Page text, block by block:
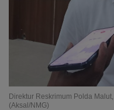
Direktur Reskrimum Polda
(Aksal/NMG)